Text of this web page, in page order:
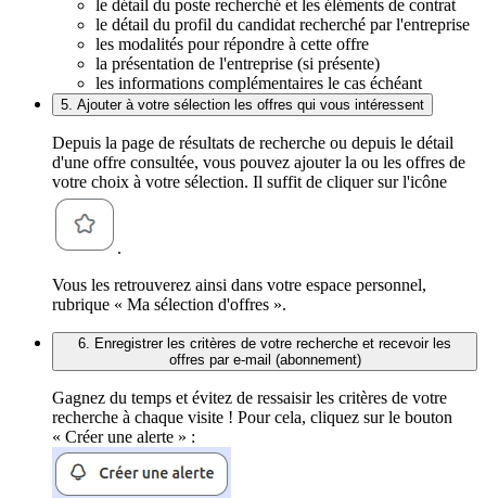
le détail du poste recherché et les éléments de contrat
le détail du profil du candidat recherché par l'entreprise
les modalités pour répondre à cette offre
la présentation de l'entreprise (si présente)
les informations complémentaires le cas échéant
5. Ajouter à votre sélection les offres qui vous intéressent
Depuis la page de résultats de recherche ou depuis le détail
d'une offre consultée, vous pouvez ajouter la ou les offres de
votre choix à votre sélection. Il suffit de cliquer sur l'icône
.
Vous les retrouverez ainsi dans votre espace personnel,
rubrique « Ma sélection d'offres ».
6. Enregistrer les critères de votre recherche et recevoir les
offres par e-mail (abonnement)
Gagnez du temps et évitez de ressaisir les critères de votre
recherche à chaque visite ! Pour cela, cliquez sur le bouton
« Créer une alerte » :